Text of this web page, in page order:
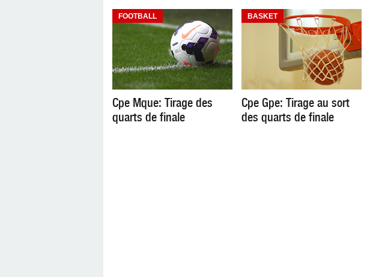
FOOTBALL
Cpe Mque: Tirage des
quarts de finale
BASKET
Cpe Gpe: Tirage au sort
des quarts de finale